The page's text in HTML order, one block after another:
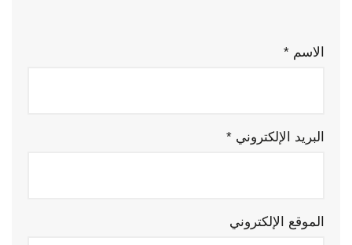
الاسم *
البريد الإلكتروني *
الموقع الإلكتروني